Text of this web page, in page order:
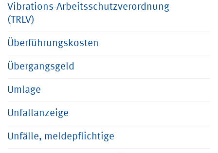
Vibrations-Arbeitsschutzverordnung
(TRLV)
Überführungskosten
Übergangsgeld
Umlage
Unfallanzeige
Unfälle, meldepflichtige